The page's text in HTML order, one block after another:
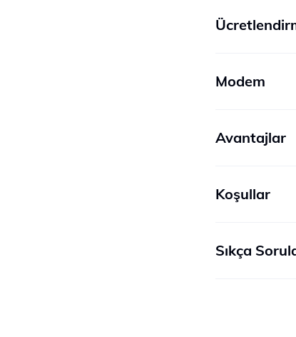
Modem
Avantajlar
Koşullar
Sıkça